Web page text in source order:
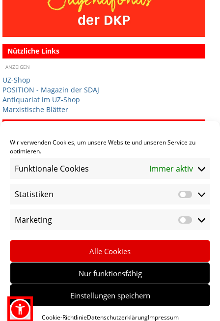
Wir verwenden Cookies, um unsere Website und unseren Service zu
optimieren.
Funktionale Cookies Immer aktiv
Statistiken
Marketing
Alle Cookies
Nur funktionsfähig
Einstellungen speichern
Cookie-RichtlinieDatenschutzerklärungImpressum
Nützliche Links
ANZEIGEN
UZ-Shop
POSITION - Magazin der SDAJ
Antiquariat im UZ-Shop
Marxistische Blätter
Termin eintragen
Archiv